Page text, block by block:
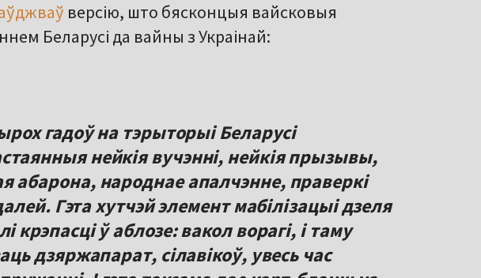
версію, што бясконцыя вайсковыя
Беларусі да вайны з Украінай:
гадоў на тэрыторыі Беларусі
нейкія вучэнні, нейкія прызывы,
абарона, народнае апалчэнне, праверкі
Гэта хутчэй элемент мабілізацыі дзеля
крэпасці ў аблозе: вакол ворагі, і таму
дзяржапарат, сілавікоў, увесь час